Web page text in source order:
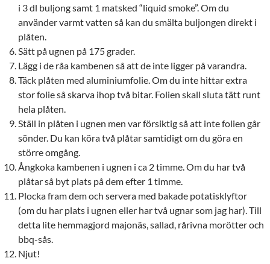
i 3 dl buljong samt 1 matsked “liquid smoke”. Om du
använder varmt vatten så kan du smälta buljongen direkt i
plåten.
Sätt på ugnen på 175 grader.
Lägg i de råa kambenen så att de inte ligger på varandra.
Täck plåten med aluminiumfolie. Om du inte hittar extra
stor folie så skarva ihop två bitar. Folien skall sluta tätt runt
hela plåten.
Ställ in plåten i ugnen men var försiktig så att inte folien går
sönder. Du kan köra två plåtar samtidigt om du göra en
större omgång.
Ångkoka kambenen i ugnen i ca 2 timme. Om du har två
plåtar så byt plats på dem efter 1 timme.
Plocka fram dem och servera med bakade potatisklyftor
(om du har plats i ugnen eller har två ugnar som jag har). Till
detta lite hemmagjord majonäs, sallad, rårivna morötter och
bbq-sås.
Njut!